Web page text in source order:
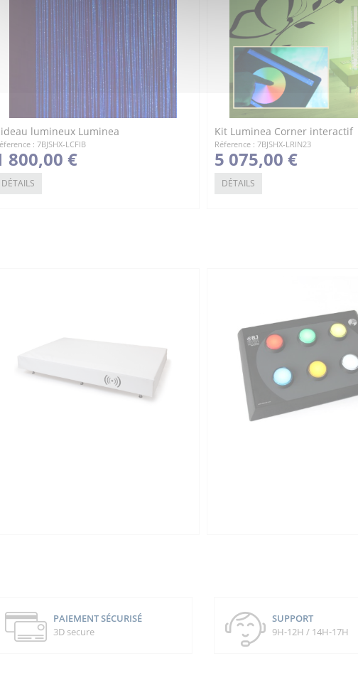
lumineux Luminea
: 7BJSHX-LCFIB
800,00 €
DÉTAILS
Kit Luminea Corner interactif
Réference : 7BJSHX-LRIN23
5 075,00 €
DÉTAILS
PAIEMENT SÉCURISÉ
3D secure
SUPPORT
9H-12H / 14H-17H